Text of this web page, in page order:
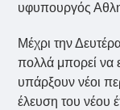
υφυπουργός
Μέχρι την
πολλά μπορεί να
υπάρξουν νέοι
έλευση του νέου